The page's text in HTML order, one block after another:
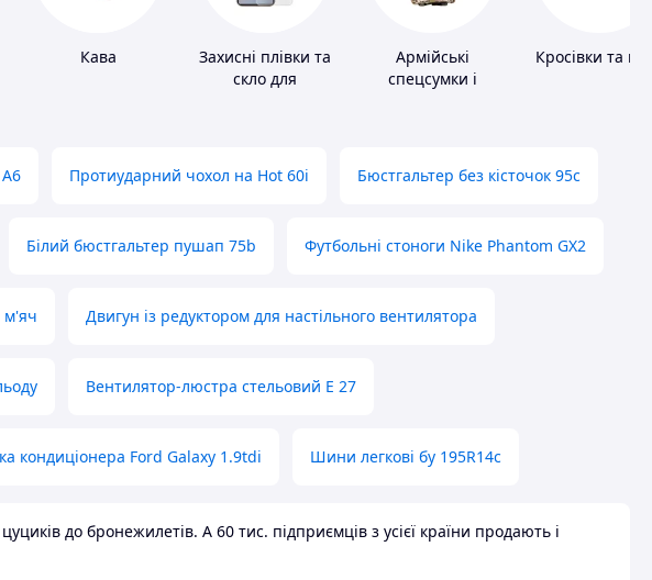
Кава
Захисні плівки та
скло для
Армійські
спецсумки і
Кросівки та
Протиударний чохол на Hot 60i Бюстгальтер без кісточок 95с
Білий бюстгальтер пушап 75b Футбольні стоноги Nike Phantom GX2
м'яч Двигун із редуктором для настільного вентилятора
Вентилятор-люстра стельовий E 27
кондиціонера Ford Galaxy 1.9tdi Шини легкові бу 195R14c
до бронежилетів. А 60 тис. підприємців з усієї країни продають і